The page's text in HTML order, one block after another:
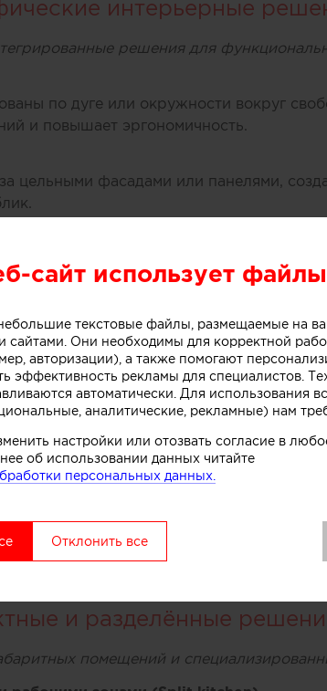
интерьерные
решения для
по дуге или окружности вокруг
и повышает эргономичность.
цельными фасадами или панелями,
с жилыми зонами; требует
интегрированная в остров или
хранения
удобством сборки и визуальной
блоков, легко
шкафов, обеспечивая удобство
и разделённые
помещений и
сайт использует
текстовые файлы, размещаемые на
сайтами. Они необходимы для корректной
авторизации), а также помогают
эффективность рекламы для специалистов.
автоматически. Для использования
аналитические, рекламные) нам
настройки или отозвать согласие в
об использовании данных читайте
персональных данных.
Отклонить все